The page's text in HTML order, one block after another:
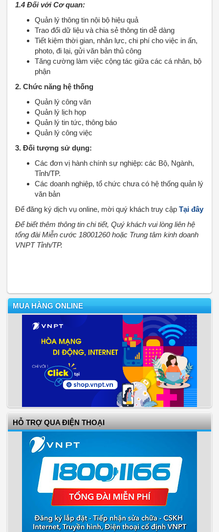
1.4 Đối với Cơ quan:
Quản lý thông tin nội bộ hiệu quả
Trao đổi dữ liệu và chia sẻ thông tin dễ dàng
Tiết kiệm thời gian, nhân lực, chi phí cho việc in ấn,
photo, đi lại, gửi văn bản thủ công
Tăng cường làm việc cộng tác giữa các cá nhân, bộ
phận
2. Chức năng hệ thống
Quản lý công văn
Quản lý lịch họp
Quản lý tin tức, thông báo
Quản lý công việc
3. Đối tượng sử dụng:
Các đơn vị hành chính sự nghiệp: các Bộ, Ngành,
Tỉnh/TP.
Các doanh nghiệp, tổ chức chưa có hệ thống quản lý
văn bản
Để đăng ký dịch vụ online, mời quý khách truy cập Tại đây
Để biết thêm thông tin chi tiết, Quý khách vui lòng liên hệ
tổng đài Miễn cước 18001260 hoặc Trung tâm kinh doanh
VNPT Tỉnh/TP.
MUA HÀNG ONLINE
HỖ TRỢ QUA ĐIỆN THOẠI